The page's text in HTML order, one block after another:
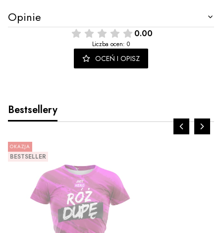
Opinie
0.00
Liczba ocen: 0
OCEŃ I OPISZ
Bestsellery
OKAZJA
BESTSELLER